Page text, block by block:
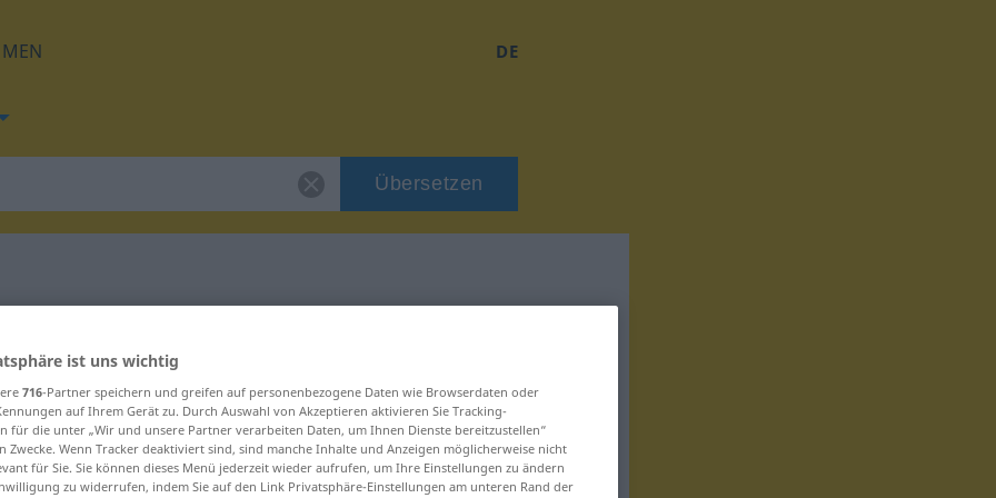
DE
Übersetzen
für "torcedura"
ist uns wichtig
716-Partner speichern und greifen auf personenbezogene Daten wie Browserdaten oder
auf Ihrem Gerät zu. Durch Auswahl von Akzeptieren aktivieren Sie Tracking-
für die unter „Wir und unsere Partner verarbeiten Daten, um Ihnen Dienste bereitzustellen“
Zwecke. Wenn Tracker deaktiviert sind, sind manche Inhalte und Anzeigen möglicherweise nicht
für Sie. Sie können dieses Menü jederzeit wieder aufrufen, um Ihre Einstellungen zu ändern
zu widerrufen, indem Sie auf den Link Privatsphäre-Einstellungen am unteren Rand der